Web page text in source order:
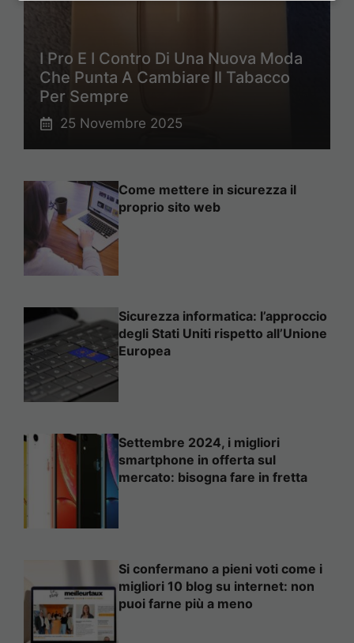
I Pro E I Contro Di Una Nuova Moda
Che Punta A Cambiare Il Tabacco
Per Sempre
25 Novembre 2025
Come mettere in sicurezza il
proprio sito web
Sicurezza informatica: l’approccio
degli Stati Uniti rispetto all’Unione
Europea
Settembre 2024, i migliori
smartphone in offerta sul
mercato: bisogna fare in fretta
Si confermano a pieni voti come i
migliori 10 blog su internet: non
puoi farne più a meno